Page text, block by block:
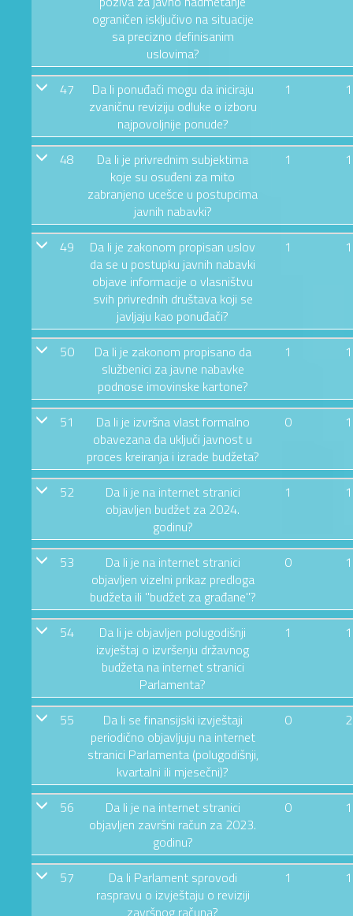
ograničen isključivo na situacije
sa precizno definisanim
uslovima?
47
Da li ponuđači mogu da iniciraju
zvaničnu reviziju odluke o izboru
najpovoljnije ponude?
1 1
48
Da li je privrednim subjektima
koje su osuđeni za mito
zabranjeno ucešce u postupcima
javnih nabavki?
1 1
49
Da li je zakonom propisan uslov
da se u postupku javnih nabavki
objave informacije o vlasništvu
svih privrednih društava koji se
javljaju kao ponuđači?
1 1
50
Da li je zakonom propisano da
službenici za javne nabavke
podnose imovinske kartone?
1 1
51
Da li je izvršna vlast formalno
obavezana da uključi javnost u
proces kreiranja i izrade budžeta?
0 1
52
Da li je na internet stranici
objavljen budžet za 2024.
godinu?
1 1
53
Da li je na internet stranici
objavljen vizelni prikaz predloga
budžeta ili "budžet za građane"?
0 1
54
Da li je objavljen polugodišnji
izvještaj o izvršenju državnog
budžeta na internet stranici
Parlamenta?
1 1
55
Da li se finansijski izvještaji
periodično objavljuju na internet
stranici Parlamenta (polugodišnji,
kvartalni ili mjesečni)?
0 2
56
Da li je na internet stranici
objavljen završni račun za 2023.
godinu?
0 1
57
Da li Parlament sprovodi
raspravu o izvještaju o reviziji
završnog računa?
1 1